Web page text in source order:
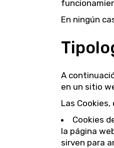
En ningún
A
en un sitio
Las
Cookies
la página
sirven para